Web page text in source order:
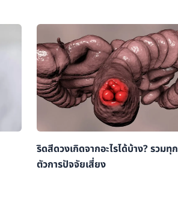
ริดสีดวงเกิดจากอะไรได้บ้าง? รวมทุก
ตัวการปัจจัยเสี่ยง